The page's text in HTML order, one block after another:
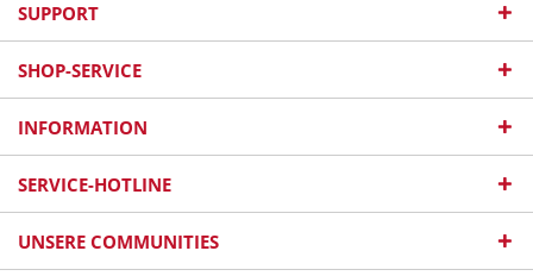
SUPPORT
SHOP-SERVICE
INFORMATION
SERVICE-HOTLINE
UNSERE COMMUNITIES